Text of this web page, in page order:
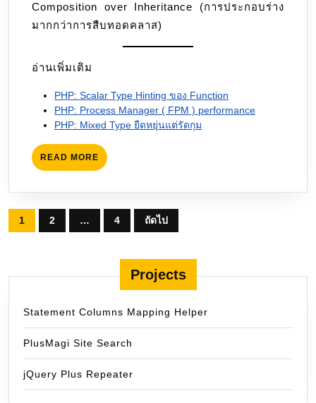
Composition over Inheritance (การประกอบร่าง
มากกว่าการสืบทอดคลาส)
อ่านเพิ่มเติม
PHP: Scalar Type Hinting ของ Function
PHP: Process Manager ( FPM ) performance
PHP: Mixed Type ยืดหยุ่นแต่รัดกุม
READ MORE READ
MORE
Posts
pagination
1 2 … 4 ถัดไป
Projects
Statement Columns Mapping Helper
PlusMagi Site Search
jQuery Plus Repeater